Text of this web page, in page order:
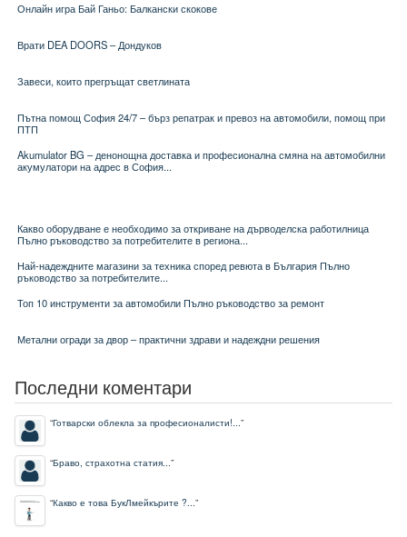
Онлайн игра Бай Ганьо: Балкански скокове
Врати DEA DOORS – Дондуков
Завеси, които прегръщат светлината
Пътна помощ София 24/7 – бърз репатрак и превоз на автомобили, помощ при
ПТП
Akumulator BG – денонощна доставка и професионална смяна на автомобилни
акумулатори на адрес в София...
Какво оборудване е необходимо за откриване на дърводелска работилница
Пълно ръководство за потребителите в региона...
Най-надеждните магазини за техника според ревюта в България Пълно
ръководство за потребителите...
Топ 10 инструменти за автомобили Пълно ръководство за ремонт
Метални огради за двор – практични здрави и надеждни решения
Последни коментари
“Готварски облекла за професионалисти!...”
“Браво, страхотна статия...”
“Какво е това БукЛмейкърите ?...”